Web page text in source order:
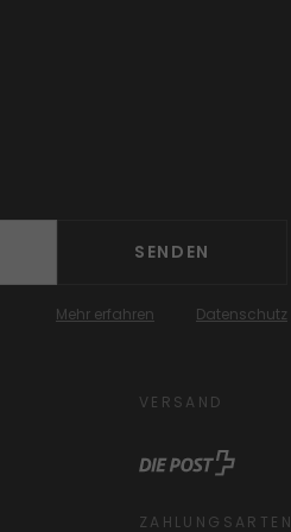
SENDEN
Mehr erfahren Datenschutz
VERSAND
ZAHLUNGSARTEN